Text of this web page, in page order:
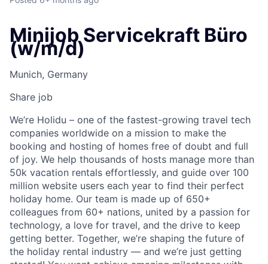
Minijob Servicekraft Büro
(w/m/d)
Munich, Germany
Share job
We’re Holidu – one of the fastest-growing travel tech
companies worldwide on a mission to make the
booking and hosting of homes free of doubt and full
of joy. We help thousands of hosts manage more than
50k vacation rentals effortlessly, and guide over 100
million website users each year to find their perfect
holiday home. Our team is made up of 650+
colleagues from 60+ nations, united by a passion for
technology, a love for travel, and the drive to keep
getting better. Together, we’re shaping the future of
the holiday rental industry — and we’re just getting